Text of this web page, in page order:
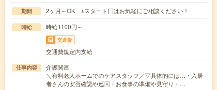
期間 2ヶ月～OK ※スタート日はお気軽にご相談ください！
時給 時給1100円～
交通費
交通費規定内支給
仕事内容
介護関連
＼有料老人ホームでのケアスタッフ／▽具体的には…・入居
者さんの安否確認や巡回・お食事の準備や見守り・…